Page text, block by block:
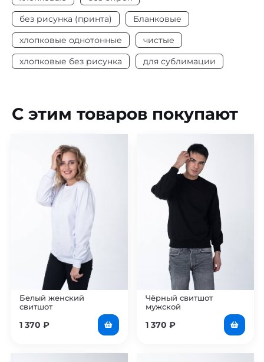
без рисунка (принта)
Бланковые
хлопковые однотонные
чистые
хлопковые без рисунка
для сублимации
С этим товаров покупают
Белый женский
свитшот
1 370 ₽
Чёрный свитшот
мужской
1 370 ₽